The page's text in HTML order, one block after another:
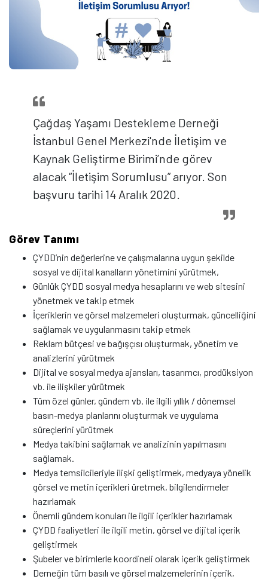
Çağdaş Yaşamı Destekleme Derneği
İstanbul Genel Merkezi'nde İletişim ve
Kaynak Geliştirme Birimi’nde görev
alacak “İletişim Sorumlusu” arıyor. Son
başvuru tarihi 14 Aralık 2020.
Görev Tanımı
ÇYDD’nin değerlerine ve çalışmalarına uygun şekilde
sosyal ve dijital kanalların yönetimini yürütmek,
Günlük ÇYDD sosyal medya hesaplarını ve web sitesini
yönetmek ve takip etmek
İçeriklerin ve görsel malzemeleri oluşturmak, güncelliğini
sağlamak ve uygulanmasını takip etmek
Reklam bütçesi ve bağışçısı oluşturmak, yönetim ve
analizlerini yürütmek
Dijital ve sosyal medya ajansları, tasarımcı, prodüksiyon
vb. ile ilişkiler yürütmek
Tüm özel günler, gündem vb. ile ilgili yıllık / dönemsel
basın-medya planlarını oluşturmak ve uygulama
süreçlerini yürütmek
Medya takibini sağlamak ve analizinin yapılmasını
sağlamak.
Medya temsilcileriyle ilişki geliştirmek, medyaya yönelik
görsel ve metin içerikleri üretmek, bilgilendirmeler
hazırlamak
Önemli gündem konuları ile ilgili içerikler hazırlamak
ÇYDD faaliyetleri ile ilgili metin, görsel ve dijital içerik
geliştirmek
Şubeler ve birimlerle koordineli olarak içerik geliştirmek
Derneğin tüm basılı ve görsel malzemelerinin içerik,